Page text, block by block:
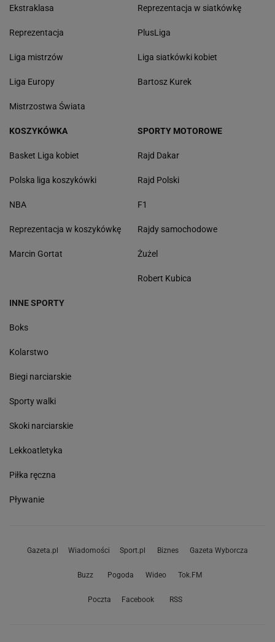
Ekstraklasa
Reprezentacja
Liga mistrzów
Liga Europy
Mistrzostwa Świata
Reprezentacja w siatkówkę
PlusLiga
Liga siatkówki kobiet
Bartosz Kurek
KOSZYKÓWKA
Basket Liga kobiet
Polska liga koszykówki
NBA
Reprezentacja w koszykówkę
Marcin Gortat
SPORTY MOTOROWE
Rajd Dakar
Rajd Polski
F1
Rajdy samochodowe
Żużel
Robert Kubica
INNE SPORTY
Boks
Kolarstwo
Biegi narciarskie
Sporty walki
Skoki narciarskie
Lekkoatletyka
Piłka ręczna
Pływanie
Gazeta.pl Wiadomości Sport.pl Biznes Gazeta Wyborcza
Buzz Pogoda Wideo Tok.FM
Poczta Facebook RSS